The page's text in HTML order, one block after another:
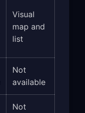
Visual
map and
list
Not
available
Not